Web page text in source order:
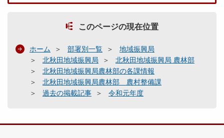
このページの現在位置
ホーム 部署別一覧
地域振興局
北秋田地域振興局
北秋田地域振興局 農林部
北秋田地域振興局農林部の各課情報
北秋田地域振興局農林部 農村整備課
過去の掲載記事
令和元年度